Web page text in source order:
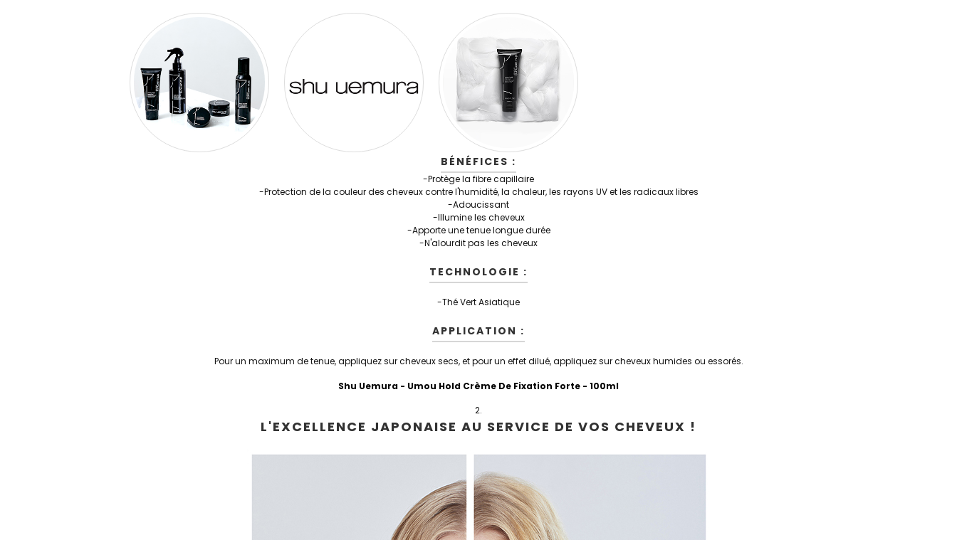
BÉNÉFICES :
-Protège la fibre capillaire
-Protection de la couleur des cheveux contre l'humidité, la chaleur, les rayons UV et les radicaux libres
-Adoucissant
-Illumine les cheveux
-Apporte une tenue longue durée
-N'alourdit pas les cheveux
TECHNOLOGIE :
-Thé Vert Asiatique
APPLICATION :
Pour un maximum de tenue, appliquez sur cheveux secs, et pour un effet dilué, appliquez sur cheveux humides ou essorés.
Shu Uemura - Umou Hold Crème De Fixation Forte - 100ml
L'EXCELLENCE JAPONAISE AU SERVICE DE VOS CHEVEUX !